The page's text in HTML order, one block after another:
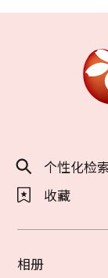
个性化检
收藏
相册